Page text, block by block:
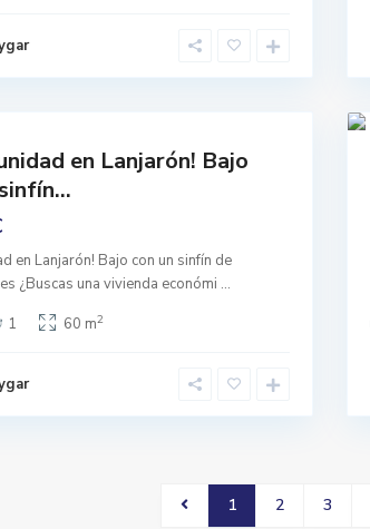
en Lanjarón! Bajo
en Lanjarón! Bajo con un sinfín de
¿Buscas una vivienda económi ...
1 60 m2
1 2 3